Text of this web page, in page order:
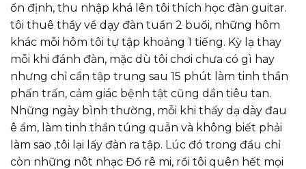
ổn định, thu nhập khá lên tôi thích học đàn guitar.
tôi thuê thầy về dạy đàn tuần 2 buổi, những hôm
khác mỗi hôm tôi tự tập khoảng 1 tiếng. Kỳ lạ thay
mỗi khi đánh đàn, mặc dù tôi chơi chưa có gì hay
nhưng chỉ cần tập trung sau 15 phút làm tinh thần
phấn trấn, cảm giác bệnh tật cũng dần tiêu tan.
Những ngày bình thường, mỗi khi thấy dạ dày đau
ê ẩm, làm tinh thần túng quẫn và không biết phải
làm sao ,tôi lại lấy đàn ra tập. Lúc đó trong đầu chỉ
còn những nôt nhạc Đồ rê mi, rồi tôi quên hết mọi